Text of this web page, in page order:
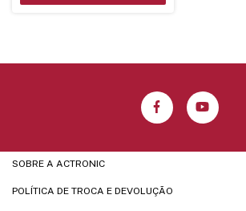
SOBRE A ACTRONIC
POLÍTICA DE TROCA E DEVOLUÇÃO